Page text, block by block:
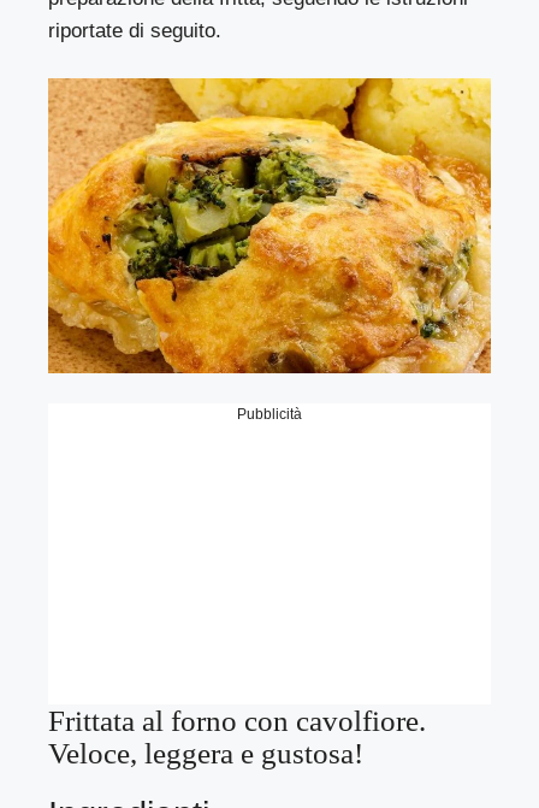
riportate di seguito.
Pubblicità
Frittata al forno con cavolfiore.
Veloce, leggera e gustosa!